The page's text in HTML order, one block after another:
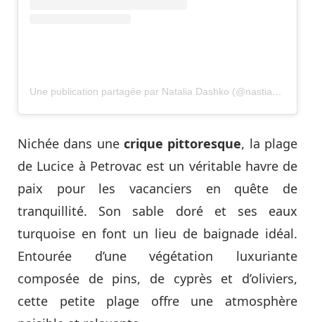
Une publication partagée par Natalia Dashko (@nastia_dashko)
Nichée dans une crique pittoresque, la plage
de Lucice à Petrovac est un véritable havre de
paix pour les vacanciers en quête de
tranquillité. Son sable doré et ses eaux
turquoise en font un lieu de baignade idéal.
Entourée d’une végétation luxuriante
composée de pins, de cyprès et d’oliviers,
cette petite plage offre une atmosphère